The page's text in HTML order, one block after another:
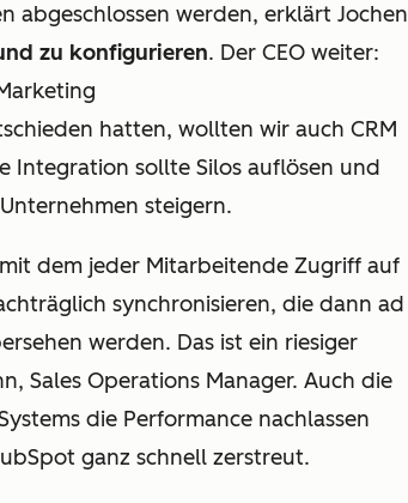
abgeschlossen werden, erklärt Jochen
zu konfigurieren. Der CEO weiter:
hatten, wollten wir auch CRM
Integration sollte Silos auflösen und
steigern.
dem jeder Mitarbeitende Zugriff auf
synchronisieren, die dann ad
werden. Das ist ein riesiger
Sales Operations Manager. Auch die
die Performance nachlassen
ganz schnell zerstreut.